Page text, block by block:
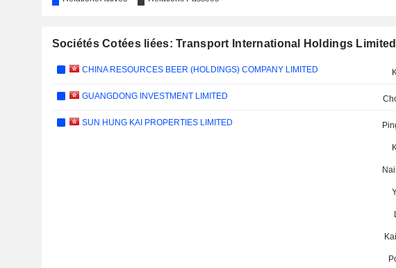
Sociétés Cotées liées: Transport International Holdings Limited
CHINA RESOURCES BEER (HOLDINGS) COMPANY LIMITED
GUANGDONG INVESTMENT LIMITED
SUN HUNG KAI PROPERTIES LIMITED